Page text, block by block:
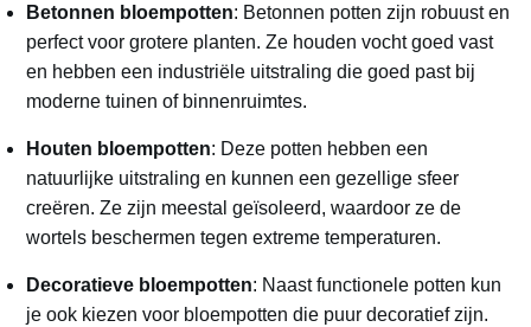
Betonnen bloempotten: Betonnen potten zijn robuust en
perfect voor grotere planten. Ze houden vocht goed vast
en hebben een industriële uitstraling die goed past bij
moderne tuinen of binnenruimtes.
Houten bloempotten: Deze potten hebben een
natuurlijke uitstraling en kunnen een gezellige sfeer
creëren. Ze zijn meestal geïsoleerd, waardoor ze de
wortels beschermen tegen extreme temperaturen.
Decoratieve bloempotten: Naast functionele potten kun
je ook kiezen voor bloempotten die puur decoratief zijn.